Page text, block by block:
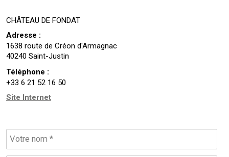
CHÂTEAU DE FONDAT
Adresse :
1638 route de Créon d'Armagnac
40240 Saint-Justin
Téléphone :
+33 6 21 52 16 50
Site Internet